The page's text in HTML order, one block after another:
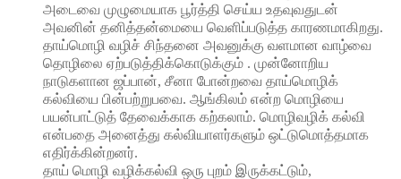
அடைவை முழுமையாக பூர்த்தி செய்ய உதவுவதுடன்
அவனின் தனித்தன்மையை வெளிப்படுத்த காரணமாகிறது.
தாய்மொழி வழிச் சிந்தனை அவனுக்கு வளமான வாழ்வை
தொழிலை ஏற்படுத்திக்கொடுக்கும் . முன்னோறிய
நாடுகளான ஜப்பான், சீனா போன்றவை தாய்மொழிக்
கல்வியை பின்பற்றுபவை. ஆங்கிலம் என்ற மொழியை
பயன்பாட்டுத் தேவைக்காக கற்கலாம். மொழிவழிக் கல்வி
என்பதை அனைத்து கல்வியாளர்களும் ஒட்டுமொத்தமாக
எதிர்க்கின்றனர்.
தாய் மொழி வழிக்கல்வி ஒரு புறம் இருக்கட்டும்,